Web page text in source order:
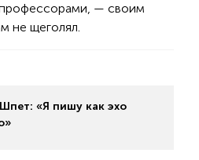
— своим
не щеголял.
Шпет: «Я пишу как эхо